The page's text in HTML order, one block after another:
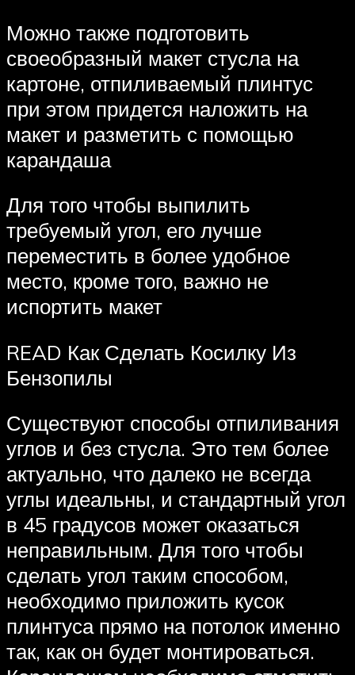
Можно также подготовить
своеобразный макет стусла на
картоне, отпиливаемый плинтус
при этом придется наложить на
макет и разметить с помощью
карандаша
Для того чтобы выпилить
требуемый угол, его лучше
переместить в более удобное
место, кроме того, важно не
испортить макет
READ Как Сделать Косилку Из
Бензопилы
Существуют способы отпиливания
углов и без стусла. Это тем более
актуально, что далеко не всегда
углы идеальны, и стандартный угол
в 45 градусов может оказаться
неправильным. Для того чтобы
сделать угол таким способом,
необходимо приложить кусок
плинтуса прямо на потолок именно
так, как он будет монтироваться.